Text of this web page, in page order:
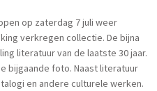
op zaterdag 7 juli weer
verkregen collectie. De bijna
literatuur van de laatste 30 jaar.
bijgaande foto. Naast literatuur
en andere culturele werken.